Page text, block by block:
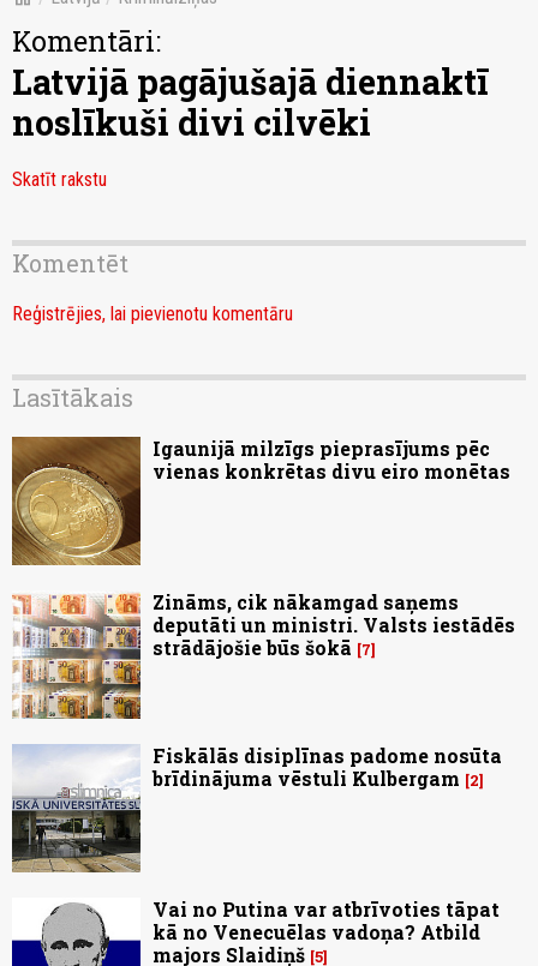
Komentāri:
Latvijā pagājušajā diennaktī
noslīkuši divi cilvēki
Skatīt rakstu
Komentēt
Reģistrējies, lai pievienotu komentāru
Lasītākais
Igaunijā milzīgs pieprasījums pēc
vienas konkrētas divu eiro monētas
Zināms, cik nākamgad saņems
deputāti un ministri. Valsts iestādēs
strādājošie būs šokā
7
Fiskālās disiplīnas padome nosūta
brīdinājuma vēstuli Kulbergam
2
Vai no Putina var atbrīvoties tāpat
kā no Venecuēlas vadoņa? Atbild
majors Slaidiņš 5